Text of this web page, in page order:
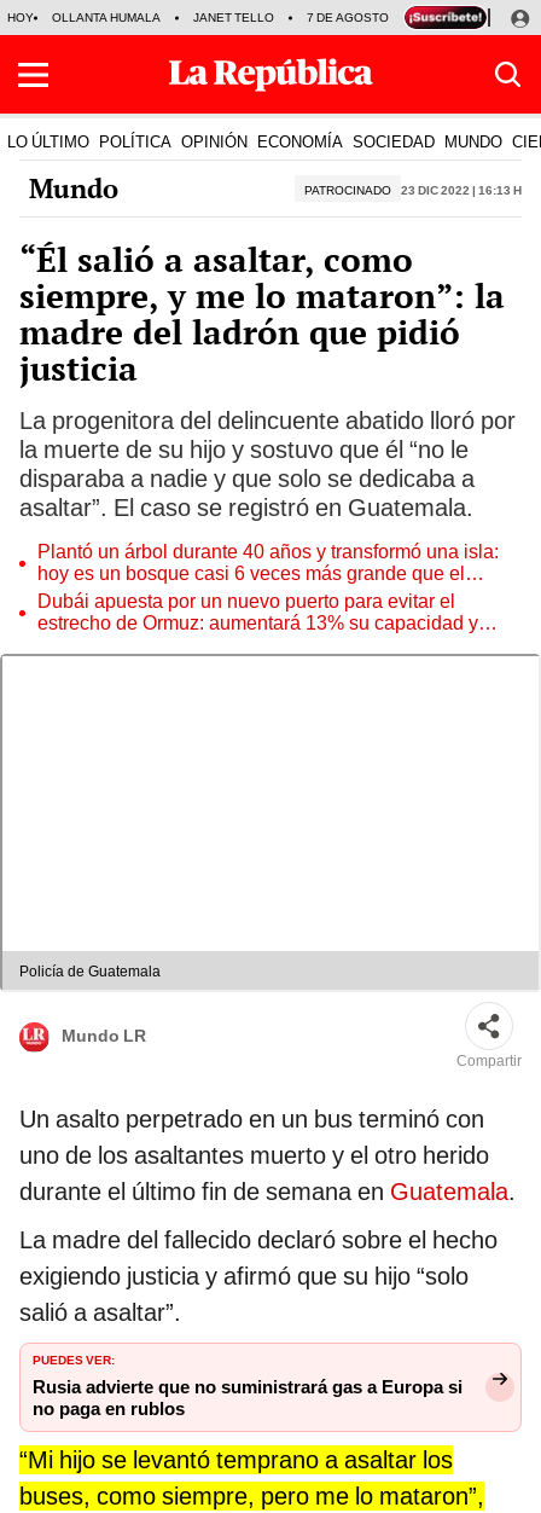
HOY OLLANTA HUMALA JANET TELLO 7 DE AGOSTO TINKA RESULTADOS
LO ÚLTIMO POLÍTICA OPINIÓN ECONOMÍA SOCIEDAD MUNDO
Mundo PATROCINADO 23 Dic 2022 | 16:13 h
“Él salió a asaltar, como
siempre, y me lo mataron”: la
madre del ladrón que pidió
justicia
La progenitora del delincuente abatido lloró por
la muerte de su hijo y sostuvo que él “no le
disparaba a nadie y que solo se dedicaba a
asaltar”. El caso se registró en Guatemala.
Plantó un árbol durante 40 años y transformó una isla:
hoy es un bosque casi 6 veces más grande que el
Parque de las Leyendas
Dubái apuesta por un nuevo puerto para evitar el
estrecho de Ormuz: aumentará 13% su capacidad y
Policía de Guatemala
Mundo LR
Compartir
Un asalto perpetrado en un bus terminó con
uno de los asaltantes muerto y el otro herido
durante el último fin de semana en Guatemala.
La madre del fallecido declaró sobre el hecho
exigiendo justicia y afirmó que su hijo “solo
salió a asaltar”.
PUEDES VER:
Rusia advierte que no suministrará gas a Europa si
no paga en rublos
“Mi hijo se levantó temprano a asaltar los
buses, como siempre, pero me lo mataron”,